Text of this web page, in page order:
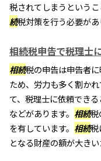
税されてしまうというこ
続税対策を行う必要があ
相続税申告で税理士
相続税の申告は申告者
ため、労力も多く割かれ
て、税理士に依頼でき
などがあります。 相続税
を有しています。 相続税
となる財産の額が大きい